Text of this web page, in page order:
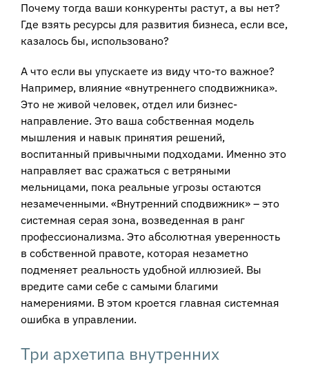
Почему тогда ваши конкуренты растут, а вы нет?
Где взять ресурсы для развития бизнеса, если все,
казалось бы, использовано?
А что если вы упускаете из виду что-то важное?
Например, влияние «внутреннего сподвижника».
Это не живой человек, отдел или бизнес-
направление. Это ваша собственная модель
мышления и навык принятия решений,
воспитанный привычными подходами. Именно это
направляет вас сражаться с ветряными
мельницами, пока реальные угрозы остаются
незамеченными. «Внутренний сподвижник» – это
системная серая зона, возведенная в ранг
профессионализма. Это абсолютная уверенность
в собственной правоте, которая незаметно
подменяет реальность удобной иллюзией. Вы
вредите сами себе с самыми благими
намерениями. В этом кроется главная системная
ошибка в управлении.
Три архетипа внутренних